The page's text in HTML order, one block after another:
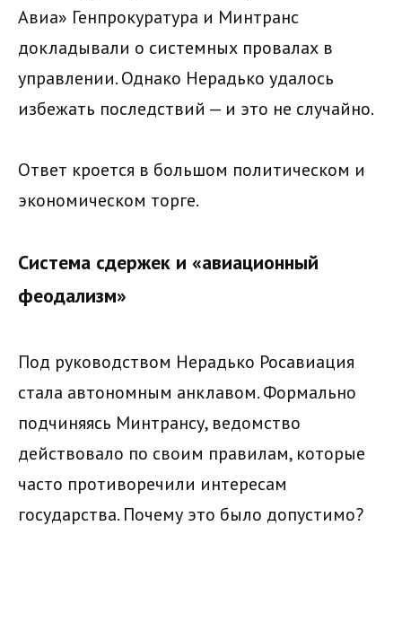
Авиа» Генпрокуратура и Минтранс
докладывали о системных провалах в
управлении. Однако Нерадько удалось
избежать последствий — и это не случайно.
Ответ кроется в большом политическом и
экономическом торге.
Система сдержек и «авиационный
феодализм»
Под руководством Нерадько Росавиация
стала автономным анклавом. Формально
подчиняясь Минтрансу, ведомство
действовало по своим правилам, которые
часто противоречили интересам
государства. Почему это было допустимо?